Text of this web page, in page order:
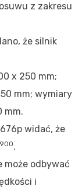
z zakresu
że silnik
x 250 mm;
mm; wymiary
mm.
widać, że
900.
może odbywać
i